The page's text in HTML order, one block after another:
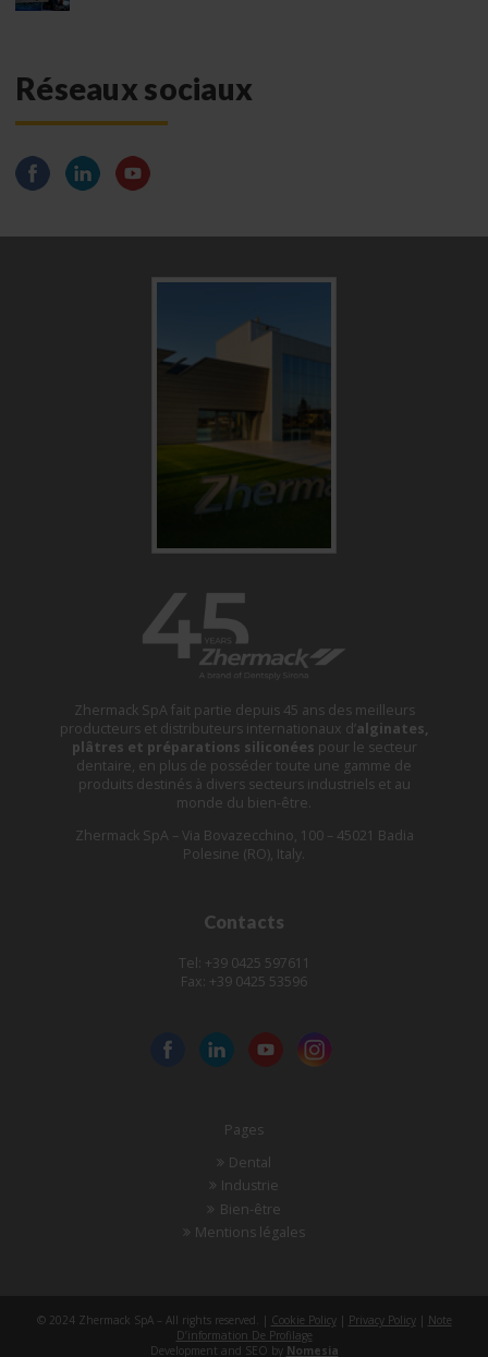
Réseaux sociaux
Zhermack SpA fait partie depuis 45 ans des meilleurs
producteurs et distributeurs internationaux d’alginates,
plâtres et préparations siliconées pour le secteur
dentaire, en plus de posséder toute une gamme de
produits destinés à divers secteurs industriels et au
monde du bien-être.
Zhermack SpA – Via Bovazecchino, 100 – 45021 Badia
Polesine (RO), Italy.
Contacts
Tel: +39 0425 597611
Fax: +39 0425 53596
Pages
Dental
Industrie
Bien-être
Mentions légales
© 2024 Zhermack SpA – All rights reserved. | Cookie Policy| Privacy Policy| Note
D’information De Profilage
Development and SEO by Nomesia